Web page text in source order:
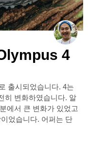
4
출시되었습니다. 4는
히 변화하였습니다. 알
에서 큰 변화가 있었고
다. 어퍼는 단